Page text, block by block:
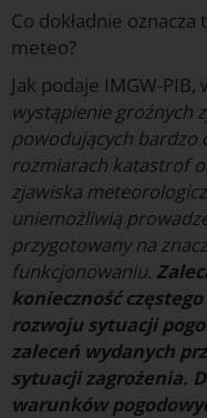
Co dokładnie
meteo?
Jak podaje IMGW-
wystąpienie groźnych
powodujących bardzo
rozmiarach katastrof
zjawiska
uniemożliwią
przygotowany na
funkcjonowaniu.
konieczność
rozwoju sytuacji
zaleceń wydanych
sytuacji zagrożenia.
warunków